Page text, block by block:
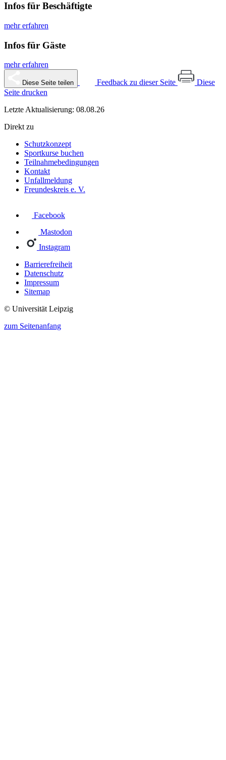
Infos für Beschäftigte
mehr erfahren
Infos für Gäste
mehr erfahren
Diese Seite teilen Feedback zu dieser Seite
Diese
Seite drucken
Letzte Aktualisierung: 08.08.26
Direkt zu
Schutzkonzept
Sportkurse buchen
Teilnahmebedingungen
Kontakt
Unfallmeldung
Freundeskreis e. V.
Facebook
Mastodon
Instagram
Barrierefreiheit
Datenschutz
Impressum
Sitemap
© Universität Leipzig
zum Seitenanfang